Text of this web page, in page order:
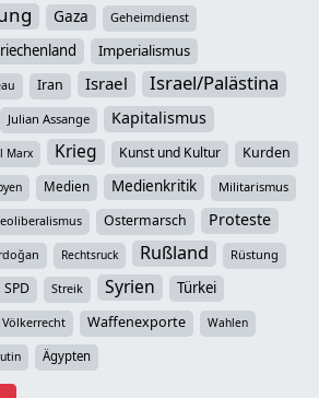
Gaza Geheimdienst
Imperialismus
Iran Israel Israel/Palästina
Julian Assange Kapitalismus
Marx Krieg Kunst und Kultur Kurden
Medien Medienkritik Militarismus
Ostermarsch
Proteste
Rechtsruck Rußland Rüstung
SPD Streik Syrien Türkei
Völkerrecht Waffenexporte Wahlen
Ägypten